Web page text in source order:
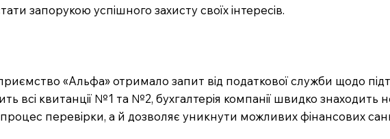
запорукою успішного захисту своїх інтересів.
«Альфа» отримало запит від податкової служби щодо
всі квитанції №1 та №2, бухгалтерія компанії швидко
перевірки, а й дозволяє уникнути можливих фінансових